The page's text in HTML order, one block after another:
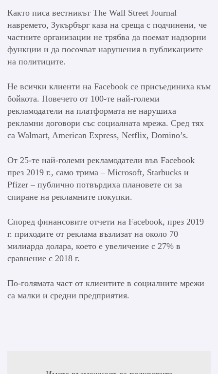
Както писа вестникът The Wall Street Journal
навремето, Зукърбърг каза на среща с подчинени, че
частните организации не трябва да поемат надзорни
функции и да посочват нарушения в публикациите
на политиците.
Не всички клиенти на Facebook се присъединиха към
бойкота. Повечето от 100-те най-големи
рекламодатели на платформата не нарушиха
рекламни договори със социалната мрежа. Сред тях
са Walmart, American Express, Netflix, Domino’s.
От 25-те най-големи рекламодатели във Facebook
през 2019 г., само трима – Microsoft, Starbucks и
Pfizer – публично потвърдиха плановете си за
спиране на рекламните покупки.
Според финансовите отчети на Facebook, през 2019
г. приходите от реклама възлизат на около 70
милиарда долара, което е увеличение с 27% в
сравнение с 2018 г.
По-голямата част от клиентите в социалните мрежи
са малки и средни предприятия.